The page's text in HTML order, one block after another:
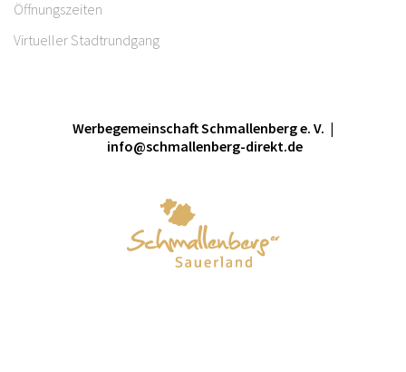
Öffnungszeiten
Virtueller Stadtrundgang
Werbegemeinschaft Schmallenberg e. V. |
info@schmallenberg-direkt.de